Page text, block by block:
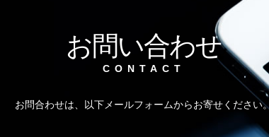
お問い合わせ
CONTACT
お問合わせは、以下メールフォームからお寄せください。